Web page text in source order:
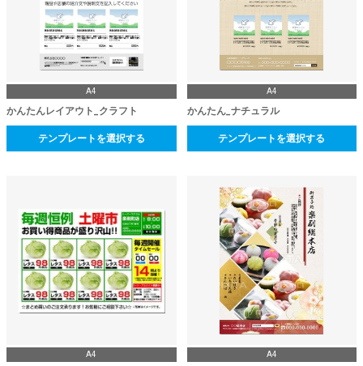
A4
かんたんレイアウト_クラフト
テンプレートを選択する
A4
かんたん_ナチュラル
テンプレートを選択する
A4 A4